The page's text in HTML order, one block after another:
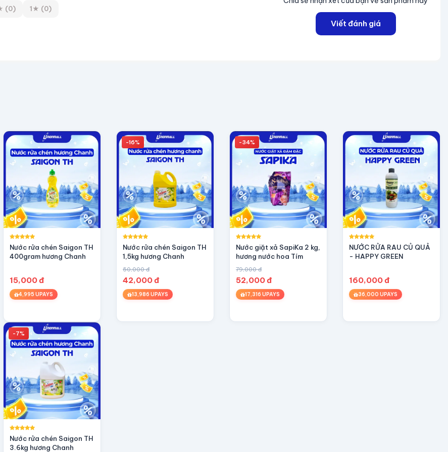
(0) 1★ (0)
Viết đánh giá
Nước rửa chén Saigon TH
400gram hương Chanh
15,000 đ
4,995 UPAYS
-16%
Nước rửa chén Saigon TH
1,5kg hương Chanh
50,000 đ
42,000 đ
13,986 UPAYS
-34%
Nước giặt xả SapiKa 2 kg,
hương nước hoa Tím
79,000 đ
52,000 đ
17,316 UPAYS
NƯỚC RỬA RAU CỦ QUẢ
- HAPPY GREEN
160,000 đ
36,000 UPAYS
-7%
Nước rửa chén Saigon TH
3.6kg hương Chanh